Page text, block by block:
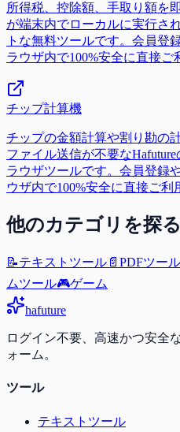
所得税、控除額、手取り額を
が端末内でローカルに実行さ
トな無料ツールです。会員登
ラウザ内で100%安全に直接ご
チップ計算機
チップの金額計算や割り勘の
ファイル送信が不要な
ラウザツールです。会員登録
ウザ内で100%安全に直接ご利
他のカテゴリを探る
📝テキストツール 📄 PDFツール
ムツール🎮ゲーム
hafuture
ログイン不要、高速かつ安全
ォーム。
ツール
テキストツール